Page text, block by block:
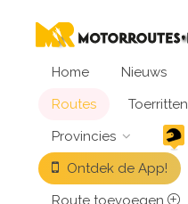
Home
Nieuws
Routes
Toerritten
Provincies
Ontdek de App!
Route toevoegen